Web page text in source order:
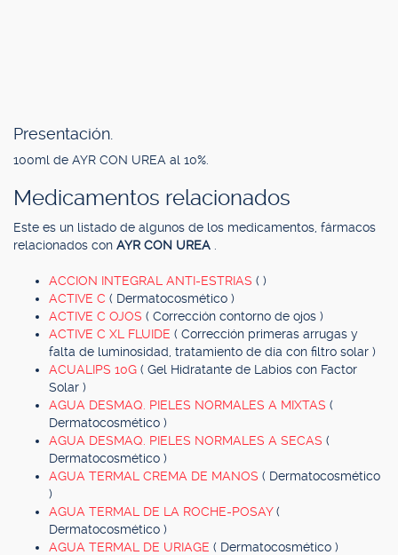
Presentación.
100ml de AYR CON UREA al 10%.
Medicamentos relacionados
Este es un listado de algunos de los medicamentos, fármacos
relacionados con AYR CON UREA
ACCION INTEGRAL ANTI-ESTRIAS ( )
ACTIVE C ( Dermatocosmético )
ACTIVE C OJOS ( Corrección contorno de ojos )
ACTIVE C XL FLUIDE ( Corrección primeras arrugas y
falta de luminosidad, tratamiento de día con filtro solar )
ACUALIPS 10G ( Gel Hidratante de Labios con Factor
Solar )
AGUA DESMAQ. PIELES NORMALES A MIXTAS (
Dermatocosmético )
AGUA DESMAQ. PIELES NORMALES A SECAS (
Dermatocosmético )
AGUA TERMAL CREMA DE MANOS ( Dermatocosmético
)
AGUA TERMAL DE LA ROCHE-POSAY(
Dermatocosmético )
AGUA TERMAL DE URIAGE ( Dermatocosmético )